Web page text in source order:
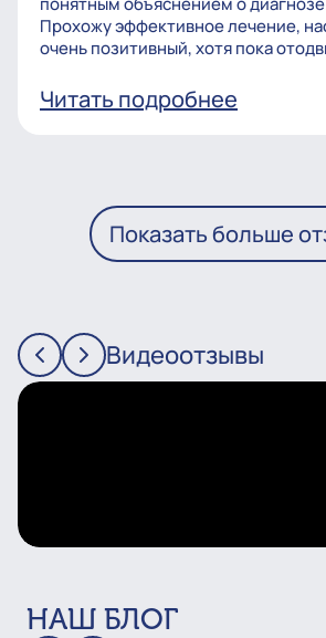
Прохожу эффективное лечение,
очень позитивный, хотя пока
Читать подробнее
Показать больше
Видеоотзывы
НАШ БЛОГ